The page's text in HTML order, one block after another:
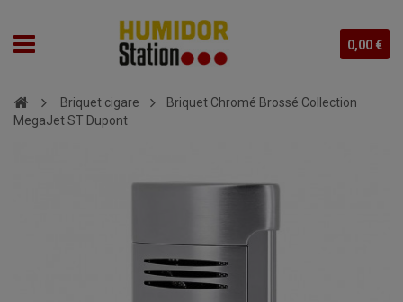
0,00 €
Briquet cigare
Briquet Chromé Brossé Collection
MegaJet ST Dupont